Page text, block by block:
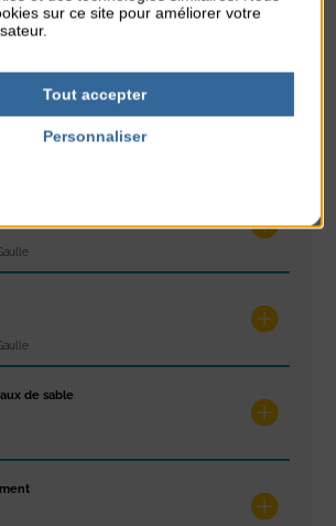
de sable
sur ce site pour améliorer votre
Tout accepter
Personnaliser